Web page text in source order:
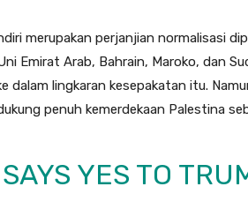
merupakan perjanjian normalisasi
Emirat Arab, Bahrain, Maroko, dan
dalam lingkaran kesepakatan itu.
penuh kemerdekaan Palestina
YES TO